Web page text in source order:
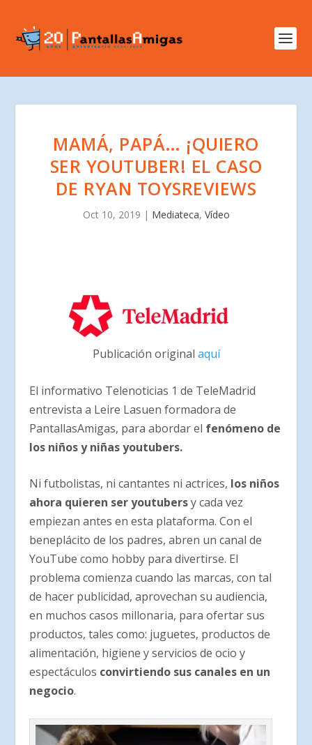
MAMÁ, PAPÁ… ¡QUIERO
SER YOUTUBER! EL CASO
DE RYAN TOYSREVIEWS
Oct 10, 2019 | Mediateca, Vídeo
Publicación original aquí
El informativo Telenoticias 1 de TeleMadrid
entrevista a Leire Lasuen formadora de
PantallasAmigas, para abordar el fenómeno de
los niños y niñas youtubers.
Ni futbolistas, ni cantantes ni actrices, los niños
ahora quieren ser youtubersy cada vez
empiezan antes en esta plataforma. Con el
beneplácito de los padres, abren un canal de
YouTube como hobby para divertirse. El
problema comienza cuando las marcas, con tal
de hacer publicidad, aprovechan su audiencia,
en muchos casos millonaria, para ofertar sus
productos, tales como: juguetes, productos de
alimentación, higiene y servicios de ocio y
espectáculos convirtiendo sus canales en un
negocio.